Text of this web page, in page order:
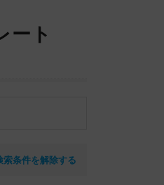
ート
索条件を解除する